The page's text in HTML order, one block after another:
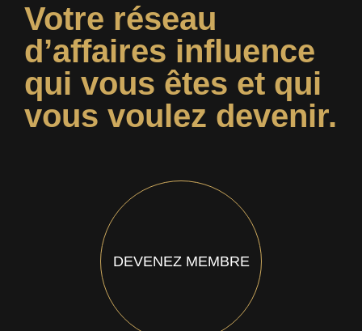
Votre réseau
d’affaires influence
qui vous êtes et qui
vous voulez devenir.
DEVENEZ MEMBRE